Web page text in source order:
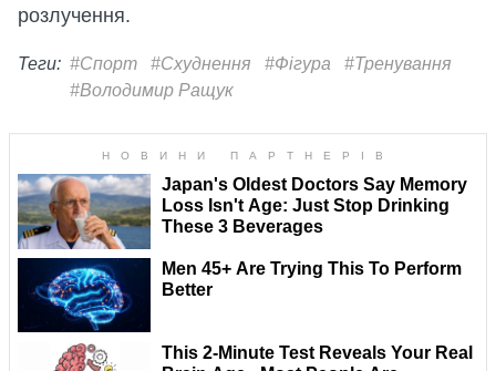
розлучення.
Теги: #Спорт #Схуднення #Фігура
#Тренування
#Володимир Ращук